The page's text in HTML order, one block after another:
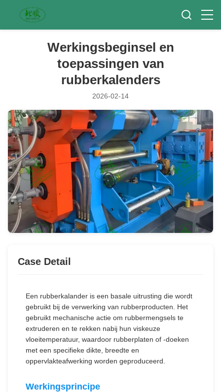
Werkingsbeginsel en
toepassingen van
rubberkalenders
2026-02-14
Case Detail
Een rubberkalander is een basale uitrusting die wordt
gebruikt bij de verwerking van rubberproducten. Het
gebruikt mechanische actie om rubbermengsels te
extruderen en te rekken nabij hun viskeuze
vloeitemperatuur, waardoor rubberplaten of -doeken
met een specifieke dikte, breedte en
oppervlakteafwerking worden geproduceerd.
Werkingsprincipe